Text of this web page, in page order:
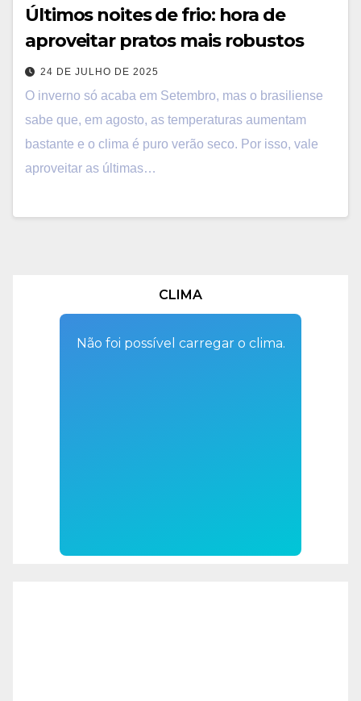
Últimos noites de frio: hora de
aproveitar pratos mais robustos
24 DE JULHO DE 2025
O inverno só acaba em Setembro, mas o brasiliense
sabe que, em agosto, as temperaturas aumentam
bastante e o clima é puro verão seco. Por isso, vale
aproveitar as últimas…
CLIMA
Não foi possível carregar o clima.